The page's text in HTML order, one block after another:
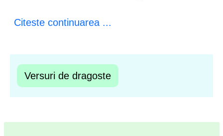
Citeste continuarea ...
Versuri de dragoste